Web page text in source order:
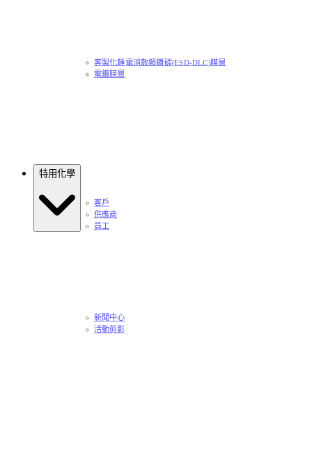
特用化學
客製化靜電消散類鑽碳(ESD-DLC)膜層
電鍍膜層
客戶
供應商
員工
新聞中心
活動剪影